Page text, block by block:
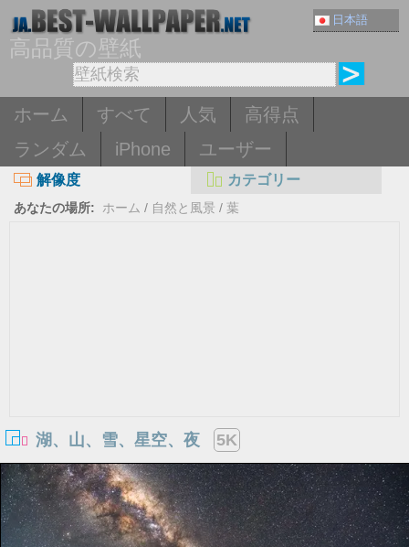
日本語
高品質の壁紙
ホーム すべて 人気
高得点
ランダム
iPhone ユーザー
解像度 カテゴリー
あなたの場所: ホーム / 自然と風景 / 葉
湖、山、雪、星空、夜 5K